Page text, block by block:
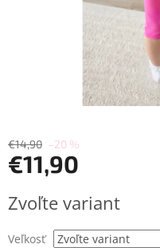
€14,90 –20 %
€11,90
cena:
Zvoľte variant
Veľkosť